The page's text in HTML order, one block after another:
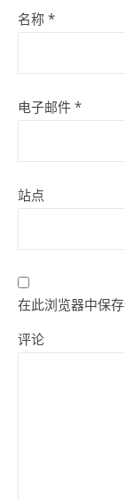
名称 *
电子邮件 *
站点
在此浏览器中保
评论